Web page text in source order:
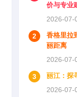
价与专业
2026-07-
2
香格里拉
丽距离
2026-07-
3
丽江：探
2026-07-